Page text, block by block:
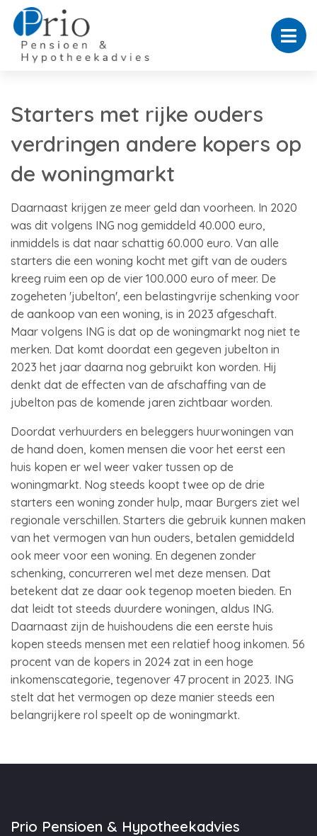
Starters met rijke ouders
verdringen andere kopers op
de woningmarkt
Daarnaast krijgen ze meer geld dan voorheen. In 2020
was dit volgens ING nog gemiddeld 40.000 euro,
inmiddels is dat naar schattig 60.000 euro. Van alle
starters die een woning kocht met gift van de ouders
kreeg ruim een op de vier 100.000 euro of meer. De
zogeheten 'jubelton', een belastingvrije schenking voor
de aankoop van een woning, is in 2023 afgeschaft.
Maar volgens ING is dat op de woningmarkt nog niet te
merken. Dat komt doordat een gegeven jubelton in
2023 het jaar daarna nog gebruikt kon worden. Hij
denkt dat de effecten van de afschaffing van de
jubelton pas de komende jaren zichtbaar worden.
Doordat verhuurders en beleggers huurwoningen van
de hand doen, komen mensen die voor het eerst een
huis kopen er wel weer vaker tussen op de
woningmarkt. Nog steeds koopt twee op de drie
starters een woning zonder hulp, maar Burgers ziet wel
regionale verschillen. Starters die gebruik kunnen maken
van het vermogen van hun ouders, betalen gemiddeld
ook meer voor een woning. En degenen zonder
schenking, concurreren wel met deze mensen. Dat
betekent dat ze daar ook tegenop moeten bieden. En
dat leidt tot steeds duurdere woningen, aldus ING.
Daarnaast zijn de huishoudens die een eerste huis
kopen steeds mensen met een relatief hoog inkomen. 56
procent van de kopers in 2024 zat in een hoge
inkomenscategorie, tegenover 47 procent in 2023. ING
stelt dat het vermogen op deze manier steeds een
belangrijkere rol speelt op de woningmarkt.
Prio Pensioen & Hypotheekadvies